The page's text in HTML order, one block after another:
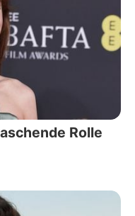
Rolle